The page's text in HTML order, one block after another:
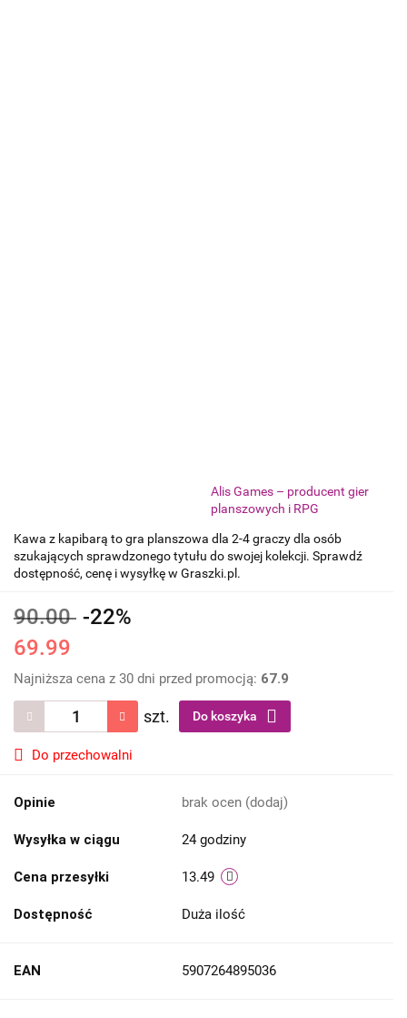
Alis Games – producent gier
planszowych i RPG
Kawa z kapibarą to gra planszowa dla 2-4 graczy dla osób
szukających sprawdzonego tytułu do swojej kolekcji. Sprawdź
dostępność, cenę i wysyłkę w Graszki.pl.
90.00 -22%
69.99
Najniższa cena z 30 dni przed promocją: 67.9
szt. Do koszyka
Do przechowalni
Opinie brak ocen (dodaj)
Wysyłka w ciągu 24 godziny
Cena przesyłki 13.49
Dostępność Duża ilość
EAN 5907264895036